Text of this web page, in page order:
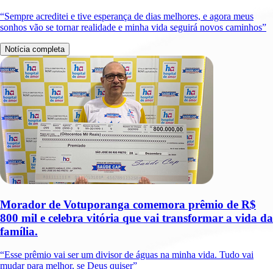
“Sempre acreditei e tive esperança de dias melhores, e agora meus
sonhos vão se tornar realidade e minha vida seguirá novos caminhos”
Notícia completa
Morador de Votuporanga comemora prêmio de R$
800 mil e celebra vitória que vai transformar a vida da
família.
“Esse prêmio vai ser um divisor de águas na minha vida. Tudo vai
mudar para melhor, se Deus quiser”